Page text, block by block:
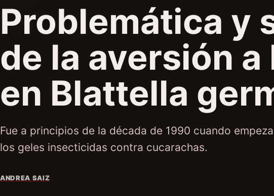
Problemática y
de la aversión
en Blattella
Fue a principios de la década de 1990 cuando
los geles insecticidas contra cucarachas.
ANDREA SAIZ